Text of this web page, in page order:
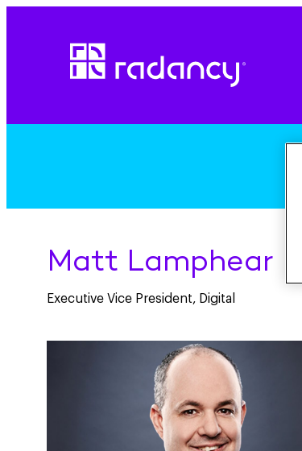
Matt Lamphear
Executive Vice President, Digital